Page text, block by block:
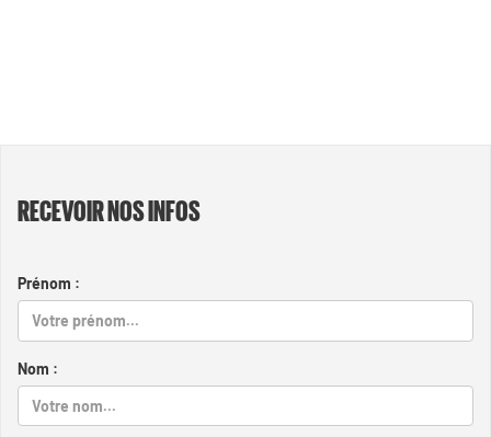
RECEVOIR NOS INFOS
Prénom :
Nom :